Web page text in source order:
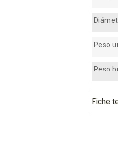
Peso
Peso
Fiche